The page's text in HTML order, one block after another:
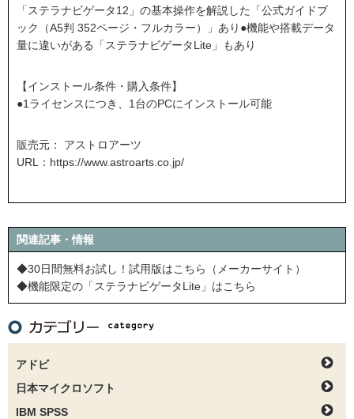
「ステラナビゲータ12」の基本操作を解説した「公式ガイドブ
ック（A5判 352ページ・フルカラー）」あり●機能や搭載データ
量に違いがある「ステラナビゲータLite」もあり
【インストール条件・購入条件】
●1ライセンスにつき、1台のPCにインストール可能
販売元： アストロアーツ
URL： https://www.astroarts.co.jp/
関連記事・情報
◆30日間無料お試し！試用版はこちら（メーカーサイト）
◆機能限定の「ステラナビゲータLite」はこちら
アドビ
日本マイクロソフト
IBM SPSS